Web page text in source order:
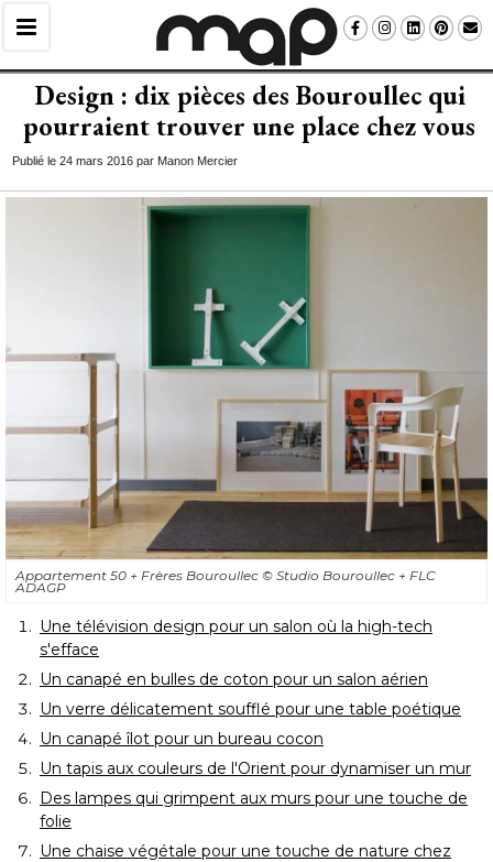
Design : dix pièces des Bouroullec qui
pourraient trouver une place chez vous
Publié le 24 mars 2016 par Manon Mercier
Appartement 50 + Frères Bouroullec © Studio Bouroullec + FLC
ADAGP
Une télévision design pour un salon où la high-tech
s'efface
Un canapé en bulles de coton pour un salon aérien
Un verre délicatement soufflé pour une table poétique
Un canapé îlot pour un bureau cocon
Un tapis aux couleurs de l'Orient pour dynamiser un mur
Des lampes qui grimpent aux murs pour une touche de
folie
Une chaise végétale pour une touche de nature chez